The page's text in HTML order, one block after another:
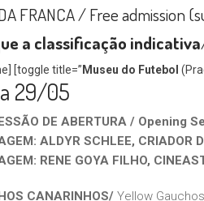
FRANCA / Free admission
a classificação indicativa
[toggle title=” Museu do Futebol
29/05
DE ABERTURA / Opening
ALDYR SCHLEE, CRIADOR
RENE GOYA FILHO,
CANARINHOS/ Yellow Gauchos